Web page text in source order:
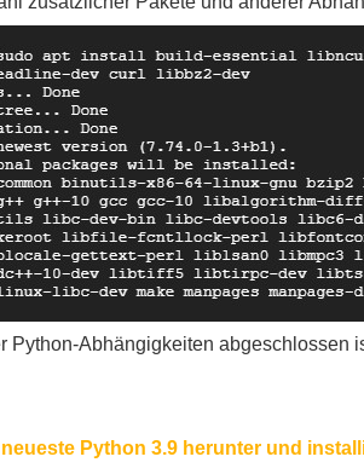
Python-Abhängigkeiten abgeschlossen
Python 3.9 herunter und